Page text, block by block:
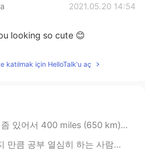
2021.05.20 14:54
looking so cute 😊
katılmak için HelloTalk'u aç
해야 됐었는데 출발하기 전에 제 휴대폰을 꺼놓았어요 나: 아빠 내 폰 어딨어? 아빠: 여깄어. 왜? 나: 내가...
할아버지의 취미는 공부예요 ㅋㅋㅋ 특히 역사와 언어 공부에 관심이 많으십니다 사진에서 할아버지께서 공부용으로 사용...